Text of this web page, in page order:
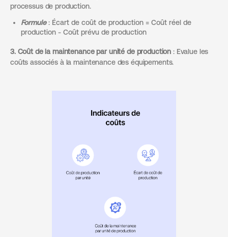
processus de production.
Formule: Écart de coût de production = Coût réel de
production - Coût prévu de production
3. Coût de la maintenance par unité de production : Evalue les
coûts associés à la maintenance des équipements.